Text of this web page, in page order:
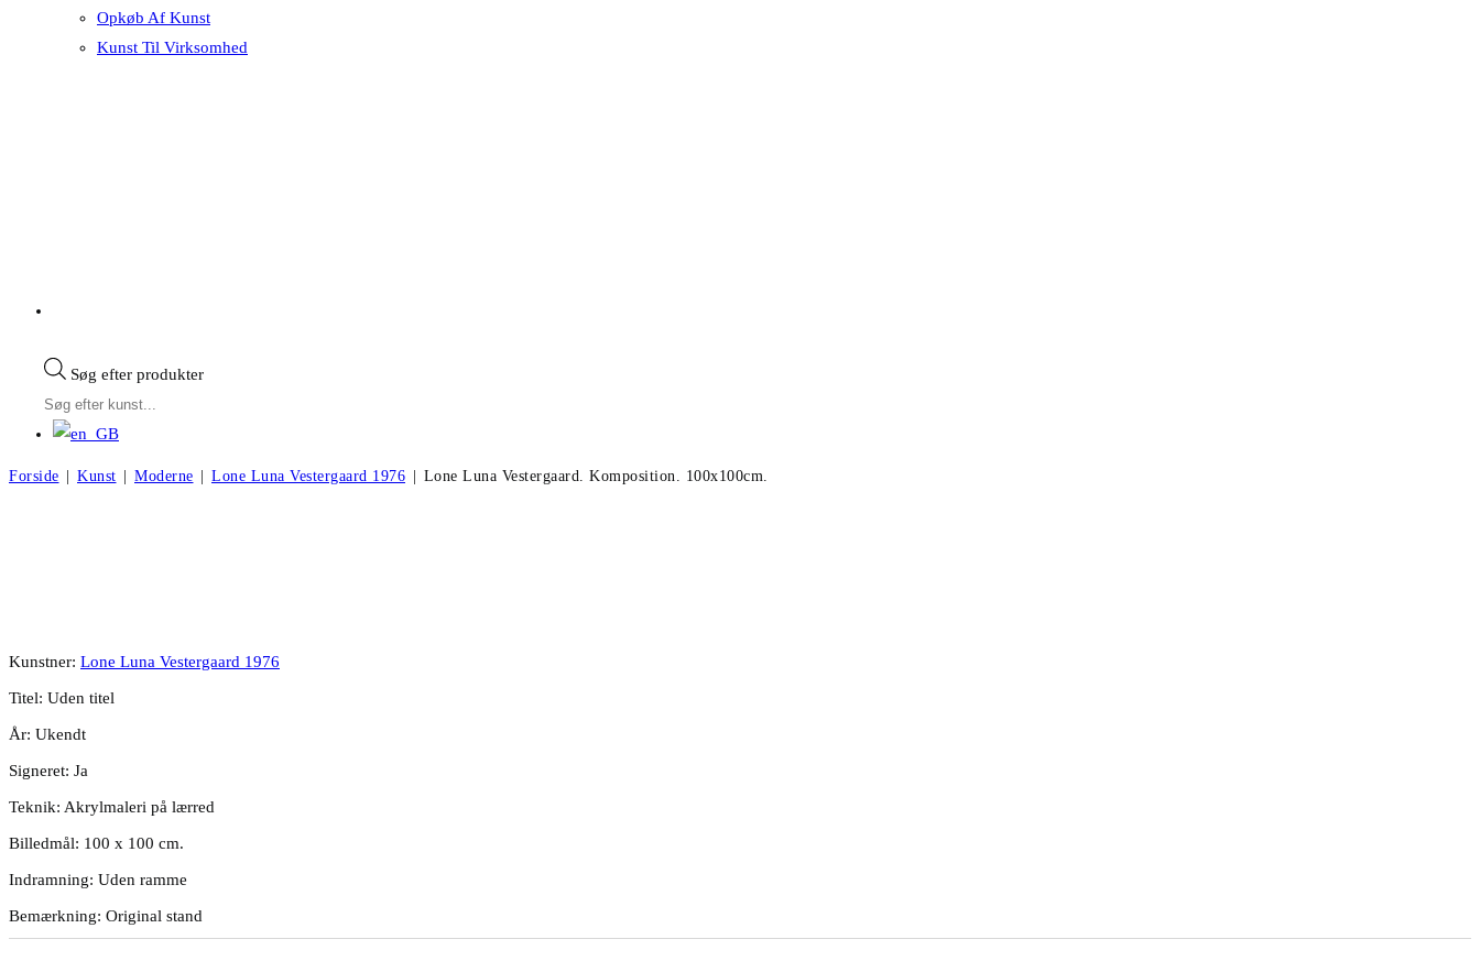
Opkøb Af Kunst
Kunst Til Virksomhed
Søg efter produkter
Forside | Kunst | Moderne | Lone Luna Vestergaard 1976 | Lone Luna Vestergaard. Komposition. 100x100cm.
Kunstner: Lone Luna Vestergaard 1976
Titel: Uden titel
År: Ukendt
Signeret: Ja
Teknik: Akrylmaleri på lærred
Billedmål: 100 x 100 cm.
Indramning: Uden ramme
Bemærkning: Original stand